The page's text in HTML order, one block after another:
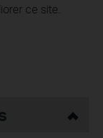
ce site.